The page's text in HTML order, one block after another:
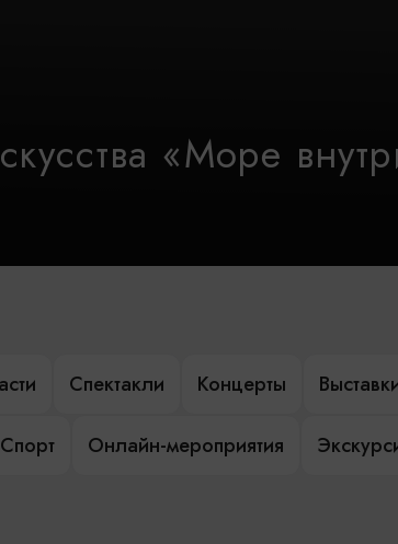
«Море
Спектакли Концерты
Спорт Онлайн-мероприятия